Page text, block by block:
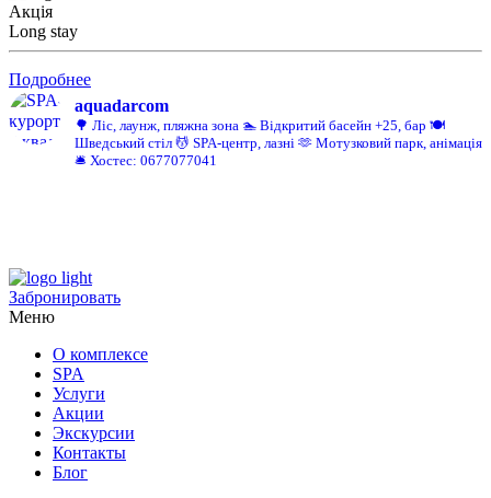
Акція
Long stay
Подробнее
aquadarcom
🌳 Ліс, лаунж, пляжна зона 🏊 Відкритий басейн +25, бар 🍽️
Шведський стіл 💆 SPA-центр, лазні 🫶 Мотузковий парк, анімація
🛎️ Хостес: 0677077041
Забронировать
Меню
О комплексе
SPA
Услуги
Акции
Экскурсии
Контакты
Блог